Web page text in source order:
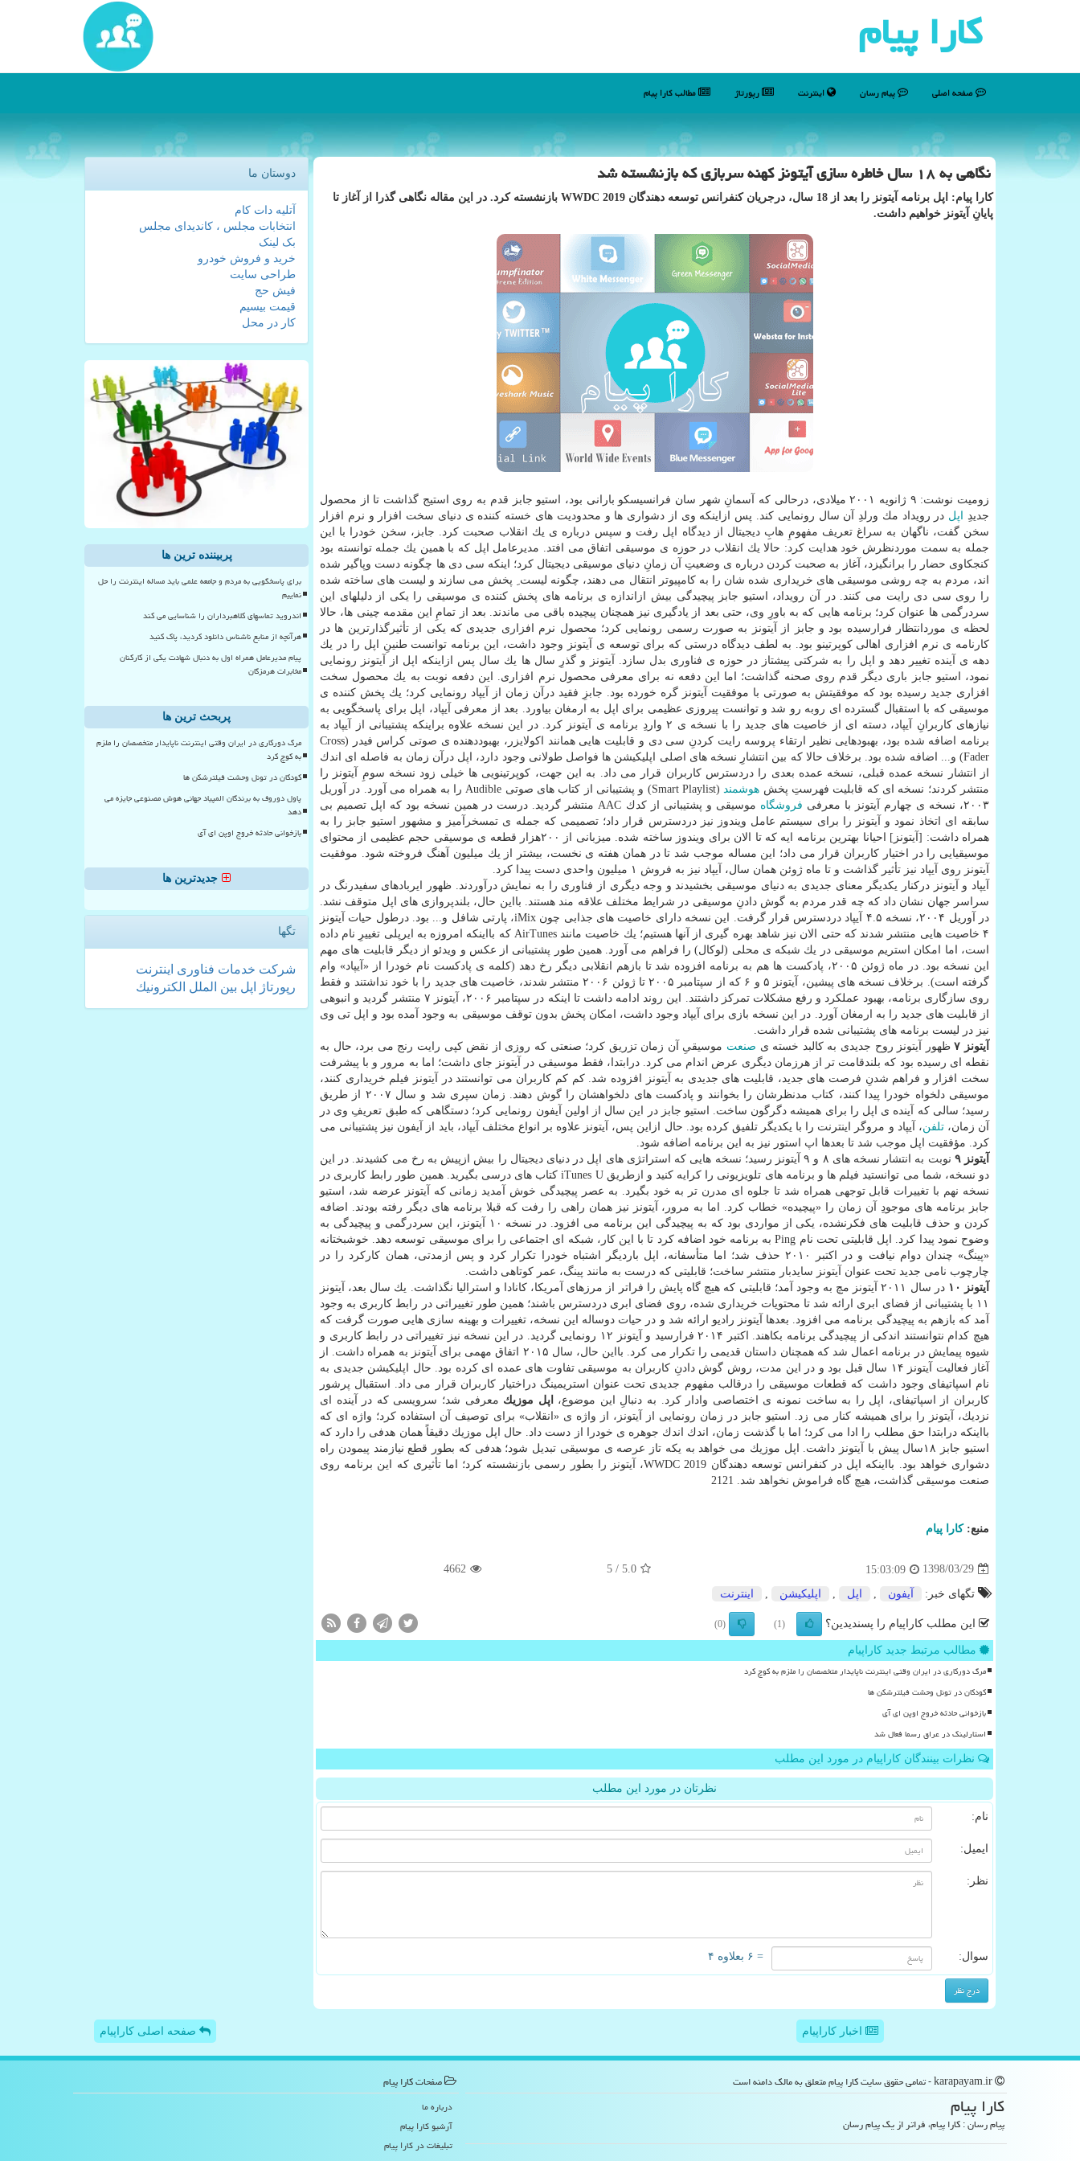
كارا پیام
صفحه اصلی پیام رسان اینترنت رپورتاژ مطالب كارا پیام
نگاهی به ۱۸ سال خاطره سازی آیتونز كهنه سربازی كه بازنشسته شد
كارا پیام: اپل برنامه آیتونز را بعد از 18 سال، درجریان كنفرانس توسعه دهندگان WWDC 2019 بازنشسته كرد. در این مقاله نگاهی گذرا از آغاز تا
پایانِ آیتونز خواهیم داشت.
زومیت نوشت: ۹ ژانویه ۲۰۰۱ میلادی، درحالی كه آسمانِ شهر سان فرانسیسكو بارانی بود، استیو جابز قدم به روی استیج گذاشت تا از محصول
جدیدِ
اپل در رویداد مك ورلدِ آن سال رونمایی كند. پس ازاینكه وی از دشواری ها و محدودیت های خسته كننده ی دنیای سخت افزار و نرم افزار
سخن گفت، ناگهان به سراغ تعریف مفهومِ هابِ دیجیتال از دیدگاه اپل رفت و سپس درباره ی یك انقلاب صحبت كرد. جابز، سخن خودرا با این
جمله به سمت موردنظرش خود هدایت كرد: حالا یك انقلاب در حوزه ی موسیقی اتفاق می افتد. مدیرعامل اپل كه با همین یك جمله توانسته بود
كنجكاوی حضار را برانگیزد، آغاز به صحبت كردن درباره ی وضعیتِ آن زمانِ دنیای موسیقی دیجیتال كرد؛ اینكه سی دی ها چگونه دست وپاگیر شده
اند، مردم به چه روشی موسیقی های خریداری شده شان را به كامپیوتر انتقال می دهند، چگونه لیست ِ پخش می سازند و لیست های ساخته شده
را روی سی دی رایت می كنند. در آن رویداد، استیو جابز پیچیدگی بیش ازاندازه ی برنامه های پخش كننده ی موسیقی را یكی از دلیلهای این
سردرگمی ها عنوان كرد؛ برنامه هایی كه به باورِ وی، حتی بعد از یادگیری نیز همچنان پیچیده باقی می ماندند. بعد از تمامِ این مقدمه چینی ها، حالا
لحظه ی موردانتظار فرارسیده بود و جابز از آیتونز به صورت رسمی رونمایی كرد؛ محصول نرم افزاری جدیدی كه یكی از تأثیرگذارترین ها در
كارنامه ی نرم افزاری اهالی كوپرتینو بود. به لطف دیدگاه درستی كه برای توسعه ی آیتونز وجود داشت، این برنامه توانست طنینِ اپل را در یك
دهه ی آینده تغییر دهد و اپل را به شركتی پیشتاز در حوزه ی فناوری بدل سازد. آیتونز و گذرِ سال ها یك سال پس ازاینكه اپل از آیتونز رونمایی
نمود، استیو جابز باری دیگر قدم روی صحنه گذاشت؛ اما این دفعه نه برای معرفی محصول نرم افزاری. این دفعه نوبت به یك محصول سخت
افزاری جدید رسیده بود كه موفقیتش به صورتی با موفقیت آیتونز گره خورده بود. جابزِ فقید درآن زمان از آیپاد رونمایی كرد؛ یك پخش كننده ی
موسیقی كه با استقبال گسترده ای روبه رو شد و توانست پیروزی عظیمی برای اپل به ارمغان بیاورد. بعد از معرفی آیپاد، اپل برای پاسخگویی به
نیازهای كاربرانِ آیپاد، دسته ای از خاصیت های جدید را با نسخه ی ۲ واردِ برنامه ی آیتونز كرد. در این نسخه علاوه براینكه پشتیبانی از آیپاد به
برنامه اضافه شده بود، بهبودهایی نظیر ارتقاء پروسه رایت كردنِ سی دی و قابلیت هایی همانند اكولایزر، بهبوددهنده ی صوتی كراس فیدر (Cross
Fader) و... اضافه شده بود. برخلاف حالا كه بین انتشارِ نسخه های اصلی اپلیكیشن ها فواصل طولانی وجود دارد، اپل درآن زمان به فاصله ای اندك
از انتشار نسخه عمده قبلی، نسخه عمده بعدی را دردسترس كاربران قرار می داد. به این جهت، كوپرتینویی ها خیلی زود نسخه سومِ آیتونز را
منتشر كردند؛ نسخه ای كه قابلیت فهرستِ پخش هوشمند
(Smart Playlist) و پشتیبانی از كتاب های صوتی Audible را به همراه می آورد. در آوریل
۲۰۰۳، نسخه ی چهارم آیتونز با معرفی
فروشگاه
موسیقی و پشتیبانی از كدك AAC منتشر گردید. درست در همین نسخه بود كه اپل تصمیم بی
سابقه ای اتخاذ نمود و آیتونز را برای سیستم عامل ویندوز نیز دردسترس قرار داد؛ تصمیمی كه جمله ی تمسخرآمیز و مشهور استیو جابز را به
همراه داشت: [آیتونز] احیانا بهترین برنامه ایه كه تا الان برای ویندوز ساخته شده. میزبانی از ۲۰۰هزار قطعه ی موسیقی حجم عظیمی از محتوای
موسیقیایی را در اختیار كاربران قرار می داد؛ این مساله موجب شد تا در همان هفته ی نخست، بیشتر از یك میلیون آهنگ فروخته شود. موفقیت
آیتونز روی آیپاد نیز تأثیر گذاشت و تا ماه ژوئن همان سال، آیپاد نیز به فروش ۱ میلیون واحدی دست پیدا كرد.
آیپاد و آیتونز دركنار یكدیگر معنای جدیدی به دنیای موسیقی بخشیدند و وجه دیگری از فناوری را به نمایش درآوردند. ظهور ایربادهای سفیدرنگ در
سراسر جهان نشان داد كه چه قدر مردم به گوش دادنِ موسیقی در شرایط مختلف علاقه مند هستند. بااین حال، بلندپروازی های اپل متوقف نشد.
در آوریل ۲۰۰۴، نسخه ۴.۵ آیپاد دردسترس قرار گرفت. این نسخه دارای خاصیت های جذابی چون iMix، پارتی شافل و... بود. درطول حیات آیتونز
۴ خاصیت هایی منتشر شدند كه حتی الان نیز شاهد بهره گیری از آنها هستیم؛ یك خاصیت مانند AirTunes كه بااینكه امروزه به ایرپلی تغییرِ نام داده
است، اما امكان استریم موسیقی در یك شبكه ی محلی (لوكال) را فراهم می آورد. همین طور پشتیبانی از عكس و ویدئو از دیگر قابلیت های مهم
این نسخه بود. در ماه ژوئن ۲۰۰۵، پادكست ها هم به برنامه افزوده شد تا بازهم انقلابی دیگر رخ دهد (كلمه ی پادكست نام خودرا از «آیپاد» وام
گرفته است). برخلاف نسخه های پیشین، آیتونز ۵ و ۶ كه از سپتامبر ۲۰۰۵ تا ژوئن ۲۰۰۶ منتشر شدند، خاصیت های جدید را با خود نداشتند و فقط
روی سازگاری برنامه، بهبود عملكرد و رفع مشكلات تمركز داشتند. این روند ادامه داشت تا اینكه در سپتامبر ۲۰۰۶، آیتونز ۷ منتشر گردید و انبوهی
از قابلیت های جدید را به ارمغان آورد. در این نسخه بازی برای آیپاد وجود داشت، امكان پخش بدون توقف موسیقی به وجود آمده بود و اپل تی وی
نیز در لیست برنامه های پشتیبانی شده قرار داشت.
آیتونز ۷
ظهور آیتونز روح جدیدی به كالبد خسته ی صنعت موسیقیِ آن زمان تزریق كرد؛ صنعتی كه روزی از نقض كپی رایت رنج می برد، حال به
نقطه ای رسیده بود كه بلندقامت تر از هرزمان دیگری عرض اندام می كرد. درابتدا، فقط موسیقی در آیتونز جای داشت؛ اما به مرور و با پیشرفت
سخت افزار و فراهم شدنِ فرصت های جدید، قابلیت های جدیدی به آیتونز افزوده شد. كم كم كاربران می توانستند در آیتونز فیلم خریداری كنند،
موسیقی دلخواه خودرا پیدا كنند، كتاب مدنظرشان را بخوانند و پادكست های دلخواهشان را گوش دهند. زمان سپری شد و سال ۲۰۰۷ از طریق
رسید؛ سالی كه آینده ی اپل را برای همیشه دگرگون ساخت. استیو جابز در این سال از اولین آیفون رونمایی كرد؛ دستگاهی كه طبق تعریفِ وی در
آن زمان،تلفن، آیپاد و مروگر اینترنت را با یكدیگر تلفیق كرده بود. حال ازاین پس، آیتونز علاوه بر انواع مختلف آیپاد، باید از آیفون نیز پشتیبانی می
كرد. مؤفقیت اپل موجب شد تا بعدها اپ استور نیز به این برنامه اضافه شود.
آیتونز ۹
نوبت به انتشار نسخه های ۸ و ۹ آیتونز رسید؛ نسخه هایی كه استراتژی های اپل در دنیای دیجیتال را بیش ازپیش به رخ می كشیدند. در این
دو نسخه، شما می توانستید فیلم ها و برنامه های تلویزیونی را كرایه كنید و ازطریق iTunes U كتاب های درسی بگیرید. همین طور رابط كاربری در
نسخه نهم با تغییرات قابل توجهی همراه شد تا جلوه ای مدرن تر به خود بگیرد. به عصر پیچیدگی خوش آمدید زمانی كه آیتونز عرضه شد، استیو
جابز برنامه های موجودِ آن زمان را «پیچیده» خطاب كرد. اما به مرور، آیتونز نیز همان راهی را رفت كه قبلا برنامه های دیگر رفته بودند. اضافه
كردن و حذف قابلیت های فكرنشده، یكی از مواردی بود كه به پیچیدگی این برنامه می افزود. در نسخه ۱۰ آیتونز، این سردرگمی و پیچیدگی به
وضوح نمود پیدا كرد. اپل قابلیتی تحت نام Ping به برنامه خود اضافه كرد تا با این كار، شبكه ای اجتماعی را برای موسیقی توسعه دهد. خوشبختانه
«پینگ» چندان دوام نیافت و در اكتبر ۲۰۱۰ حذف شد؛ اما متأسفانه، اپل باردیگر اشتباه خودرا تكرار كرد و پس ازمدتی، همان كاركرد را در
چارچوب نامی جدید تحت عنوان آیتونز سایدبار منتشر ساخت؛ قابلیتی كه درست به مانند پینگ، عمر كوتاهی داشت.
آیتونز ۱۰
در سال ۲۰۱۱ آیتونز مچ به وجود آمد؛ قابلیتی كه هیچ گاه پایش را فراتر از مرزهای آمریكا، كانادا و استرالیا نگذاشت. یك سال بعد، آیتونز
۱۱ با پشتیبانی از فضای ابری ارائه شد تا محتویات خریداری شده، روی فضای ابری دردسترس باشند؛ همین طور تغییراتی در رابط كاربری به وجود
آمد كه بازهم به پیچیدگی برنامه می افزود. بعدها آیتونز رادیو ارائه شد و در حیات دوساله این نسخه، تغییرات و بهینه سازی هایی صورت گرفت كه
هیچ كدام نتوانستند اندكی از پیچیدگی برنامه بكاهند. اكتبر ۲۰۱۴ فرارسید و آیتونز ۱۲ رونمایی گردید. در این نسخه نیز تغییراتی در رابط كاربری و
شیوه پیمایش در برنامه اعمال شد كه همچنان داستان قدیمی را تكرار می كرد. بااین حال، سال ۲۰۱۵ اتفاق مهمی برای آیتونز به همراه داشت. از
آغاز فعالیت آیتونز ۱۴ سال قبل بود و در این مدت، روش گوش دادنِ كاربران به موسیقی تفاوت های عمده ای كرده بود. حال اپلیكیشن جدیدی به
نام اسپاتیفای وجود داشت كه قطعات موسیقی را درقالب مفهوم جدیدی تحت عنوان استریمینگ دراختیار كاربران قرار می داد. استقبال پرشور
كاربران از اسپاتیفای، اپل را به ساخت نمونه ی اختصاصی وادار كرد. به دنبالِ این موضوع،
اپل موزیك معرفی شد؛ سرویسی كه در آینده ای
نزدیك، آیتونز را برای همیشه كنار می زد. استیو جابز در زمان رونمایی از آیتونز، از واژه ی «انقلاب» برای توصیف آن استفاده كرد؛ واژه ای كه
بااینكه درابتدا حق مطلب را ادا می كرد؛ اما با گذشت زمان، اندك اندك جوهره ی خودرا از دست داد. حال اپل موزیك دقیقاً همان هدفی را دارد كه
استیو جابز ۱۸سال پیش با آیتونز داشت. اپل موزیك می خواهد به یكه تاز عرصه ی موسیقی تبدیل شود؛ هدفی كه بطور قطع نیازمند پیمودن راه
دشواری خواهد بود. بااینكه اپل در كنفرانس توسعه دهندگان WWDC 2019، آیتونز را بطور رسمی بازنشسته كرد؛ اما تأثیری كه این برنامه روی
صنعت موسیقی گذاشت، هیچ گاه فراموش نخواهد شد. 2121
منبع:كارا پیام
1398/03/29
15:03:09
5.0
/ 5
4662
تگهای خبر: آیفون اپل اپلیكیشن اینترنت
این مطلب کاراپیام را پسندیدین؟ (1)
(0)
مطالب مرتبط جدید کاراپیام
مرگ دورکاری در ایران وقتی اینترنت ناپایدار متخصصان را ملزم به کوچ کرد
کودکان در تونل وحشت فیلترشکن ها
بازخوانی حادثه خروج اوپن ای آی
استارلینک در عراق رسما فعال شد
نظرات بینندگان کاراپیام در مورد این مطلب
نظرتان در مورد این مطلب
نام:
ایمیل:
نظر:
سوال: = ۶ بعلاوه ۴
دوستان ما
آتلیه دات کام
انتخابات مجلس ، کاندیدای مجلس
بک لینک
خرید و فروش خودرو
طراحی سایت
فیش حج
قیمت بیسیم
کار در محل
پربیننده ترین ها
برای پاسخگویی به مردم و جامعه علمی باید مساله اینترنت را حل
نماییم
اندروید تماسهای کلاهبرداران را شناسایی می کند
هرآنچه از منابع ناشناس دانلود کردید، پاک کنید
پیام مدیرعامل همراه اول به دنبال شهادت یکی از کارکنان
مخابرات هرمزگان
پربحث ترین ها
مرگ دورکاری در ایران وقتی اینترنت ناپایدار متخصصان را ملزم
به کوچ کرد
کودکان در تونل وحشت فیلترشکن ها
پاول دوروف به برندگان المپیاد جهانی هوش مصنوعی جایزه می
دهد
بازخوانی حادثه خروج اوپن ای آی
جدیدترین ها
تگها
شركت خدمات فناوری اینترنت
رپورتاژ
اپل بین الملل الكترونیك
اخبار کاراپیام صفحه اصلی کاراپیام
كارا پیام
پیام رسان : کارا پیام، فراتر از یک پیام رسان
صفحات كارا پیام
درباره ما
آرشیو كارا پیام
تبلیغات در كارا پیام